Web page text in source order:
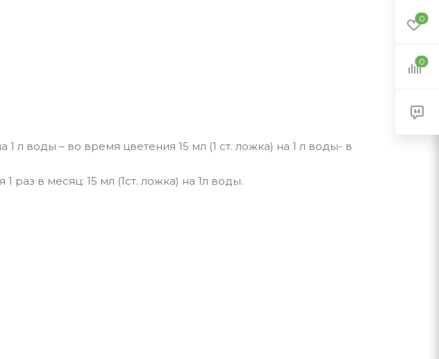
1 л воды – во время цветения 15 мл (1 ст. ложка) на 1 л воды- в
раз в месяц: 15 мл (1ст. ложка) на 1л воды.
0
0